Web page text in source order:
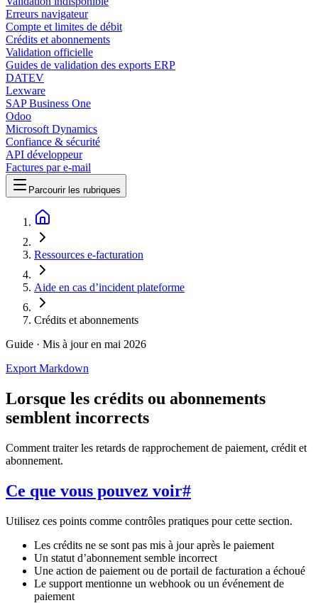
Erreurs navigateur
Compte et limites de débit
Crédits et abonnements
Validation officielle
Guides de validation des exports ERP
DATEV
Lexware
SAP Business One
Odoo
Microsoft Dynamics
Confiance & sécurité
API développeur
Factures par e-mail
Parcourir les rubriques
Ressources e-facturation
Aide en cas d’incident plateforme
Crédits et abonnements
Guide · Mis à jour en mai 2026
Export Markdown
Lorsque les crédits ou abonnements
semblent incorrects
Comment traiter les retards de rapprochement de paiement, crédit et
abonnement.
Ce que vous pouvez voir#
Utilisez ces points comme contrôles pratiques pour cette section.
Les crédits ne se sont pas mis à jour après le paiement
Un statut d’abonnement semble incorrect
Une action de paiement ou de portail de facturation a échoué
Le support mentionne un webhook ou un événement de
paiement